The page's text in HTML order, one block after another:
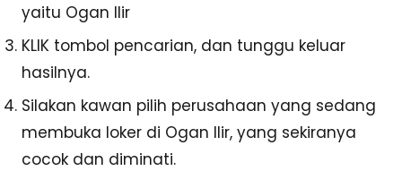
yaitu Ogan Ilir
KLIK tombol pencarian, dan tunggu keluar
hasilnya.
Silakan kawan pilih perusahaan yang sedang
membuka loker di Ogan Ilir, yang sekiranya
cocok dan diminati.